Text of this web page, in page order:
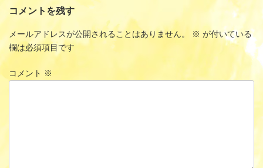
コメントを残す
メールアドレスが公開されることはありません。 ※ が付いている
欄は必須項目です
コメント ※